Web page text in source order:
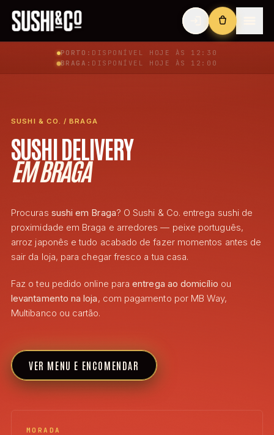
PORTO: DISPONÍVEL HOJE ÀS 12:30
BRAGA: DISPONÍVEL HOJE ÀS 12:00
SUSHI & CO. / BRAGA
SUSHI DELIVERY
EM BRAGA
Procuras sushi em Braga? O Sushi & Co. entrega sushi de
proximidade em Braga e arredores — peixe português,
arroz japonês e tudo acabado de fazer momentos antes de
sair da loja, para chegar fresco a tua casa.
Faz o teu pedido online paraentrega ao domicílio ou
levantamento na loja, com pagamento por MB Way,
Multibanco ou cartão.
VER MENU E ENCOMENDAR
MORADA